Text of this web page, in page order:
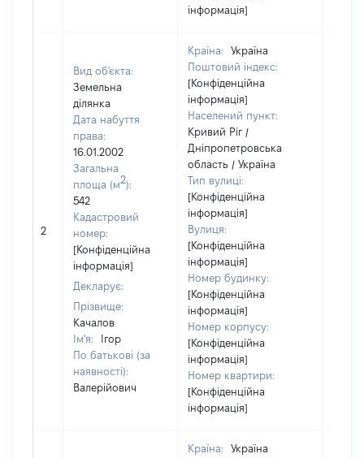
інформація]
2
Вид об'єкта:
Земельна
ділянка
Дата набуття
права:
16.01.2002
Загальна
площа (м2):
542
Кадастровий
номер:
[Конфіденційна
інформація]
Декларує:
Прізвище:
Качалов
Ім'я:
Ігор
По батькові (за
наявності):
Валерійович
Країна:
Україна
Поштовий індекс:
[Конфіденційна
інформація]
Населений пункт:
Кривий Ріг /
Дніпропетровська
область / Україна
Тип вулиці:
[Конфіденційна
інформація]
Вулиця:
[Конфіденційна
інформація]
Номер будинку:
[Конфіденційна
інформація]
Номер корпусу:
[Конфіденційна
інформація]
Номер квартири:
[Конфіденційна
інформація]
Країна:
Україна